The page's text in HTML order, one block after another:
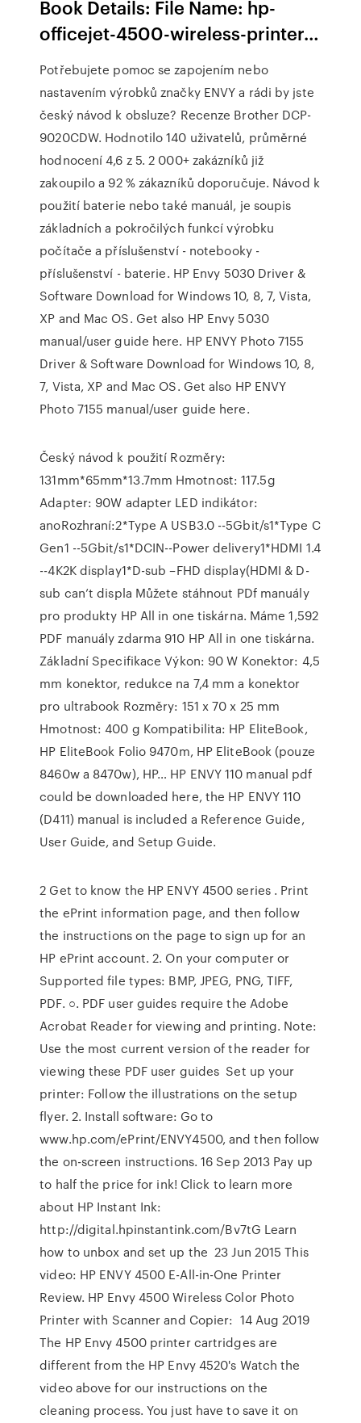
Book Details: File Name: hp-
officejet-4500-wireless-printer…
Potřebujete pomoc se zapojením nebo
nastavením výrobků značky ENVY a rádi by jste
český návod k obsluze? Recenze Brother DCP-
9020CDW. Hodnotilo 140 uživatelů, průměrné
hodnocení 4,6 z 5. 2 000+ zakázníků již
zakoupilo a 92 % zákazníků doporučuje. Návod k
použití baterie nebo také manuál, je soupis
základních a pokročilých funkcí výrobku
počítače a příslušenství - notebooky -
příslušenství - baterie. HP Envy 5030 Driver &
Software Download for Windows 10, 8, 7, Vista,
XP and Mac OS. Get also HP Envy 5030
manual/user guide here. HP ENVY Photo 7155
Driver & Software Download for Windows 10, 8,
7, Vista, XP and Mac OS. Get also HP ENVY
Photo 7155 manual/user guide here.
Český návod k použití Rozměry:
131mm*65mm*13.7mm Hmotnost: 117.5g
Adapter: 90W adapter LED indikátor:
anoRozhraní:2*Type A USB3.0 --5Gbit/s1*Type C
Gen1 --5Gbit/s1*DCIN--Power delivery1*HDMI 1.4
--4K2K display1*D-sub –FHD display(HDMI & D-
sub can’t displa Můžete stáhnout PDf manuály
pro produkty HP All in one tiskárna. Máme 1,592
PDF manuály zdarma 910 HP All in one tiskárna.
Základní Specifikace Výkon: 90 W Konektor: 4,5
mm konektor, redukce na 7,4 mm a konektor
pro ultrabook Rozměry: 151 x 70 x 25 mm
Hmotnost: 400 g Kompatibilita: HP EliteBook,
HP EliteBook Folio 9470m, HP EliteBook (pouze
8460w a 8470w), HP… HP ENVY 110 manual pdf
could be downloaded here, the HP ENVY 110
(D411) manual is included a Reference Guide,
User Guide, and Setup Guide.
2 Get to know the HP ENVY 4500 series . Print
the ePrint information page, and then follow
the instructions on the page to sign up for an
HP ePrint account. 2. On your computer or
Supported file types: BMP, JPEG, PNG, TIFF,
PDF. ○. PDF user guides require the Adobe
Acrobat Reader for viewing and printing. Note:
Use the most current version of the reader for
viewing these PDF user guides Set up your
printer: Follow the illustrations on the setup
flyer. 2. Install software: Go to
www.hp.com/ePrint/ENVY4500, and then follow
the on-screen instructions. 16 Sep 2013 Pay up
to half the price for ink! Click to learn more
about HP Instant Ink:
http://digital.hpinstantink.com/Bv7tG Learn
how to unbox and set up the 23 Jun 2015 This
video: HP ENVY 4500 E-All-in-One Printer
Review. HP Envy 4500 Wireless Color Photo
Printer with Scanner and Copier: 14 Aug 2019
The HP Envy 4500 printer cartridges are
different from the HP Envy 4520's Watch the
video above for our instructions on the
cleaning process. You just have to save it on